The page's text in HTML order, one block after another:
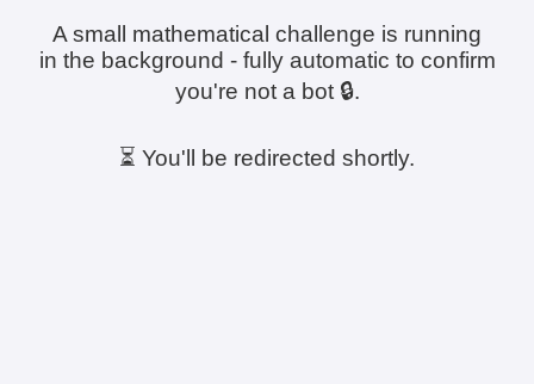
A small mathematical challenge is running
in the background - fully automatic to confirm
you're not a bot 🔒.
⏳ You'll be redirected shortly.